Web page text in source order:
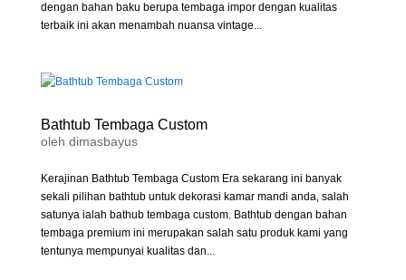
dengan bahan baku berupa tembaga impor dengan kualitas
terbaik ini akan menambah nuansa vintage...
Bathtub Tembaga Custom
oleh dimasbayus
Kerajinan Bathtub Tembaga Custom Era sekarang ini banyak
sekali pilihan bathtub untuk dekorasi kamar mandi anda, salah
satunya ialah bathub tembaga custom. Bathtub dengan bahan
tembaga premium ini merupakan salah satu produk kami yang
tentunya mempunyai kualitas dan...